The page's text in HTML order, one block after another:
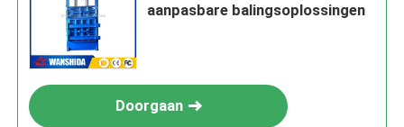
aanpasbare balingsoplossingen
Doorgaan